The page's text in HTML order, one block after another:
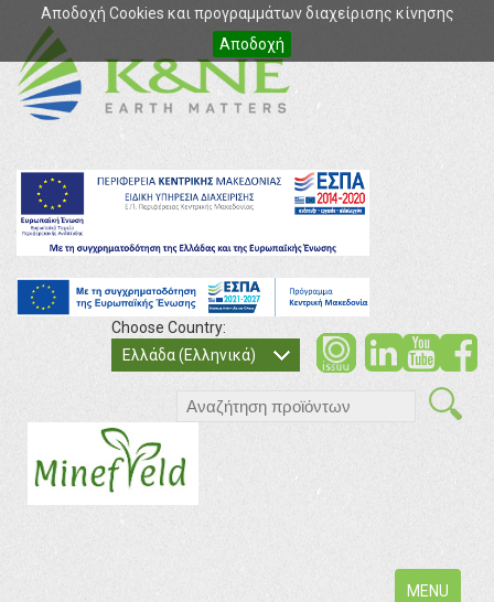
Αποδοχή Cookies και προγραμμάτων διαχείρισης κίνησης
Αποδοχή
Choose Country:
Ελλάδα (Ελληνικά)
Toggle
MENU